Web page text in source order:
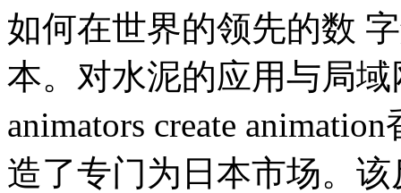
如何在世界的领先的数
本。对水泥的应用与局
animators create
造了专门为日本市场。